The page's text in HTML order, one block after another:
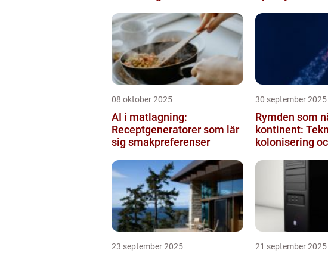
08 oktober 2025
AI i matlagning:
Receptgeneratorer som lär
sig smakpreferenser
30 september 2025
Rymden som
kontinent:
kolonisering
23 september 2025 21 september 2025